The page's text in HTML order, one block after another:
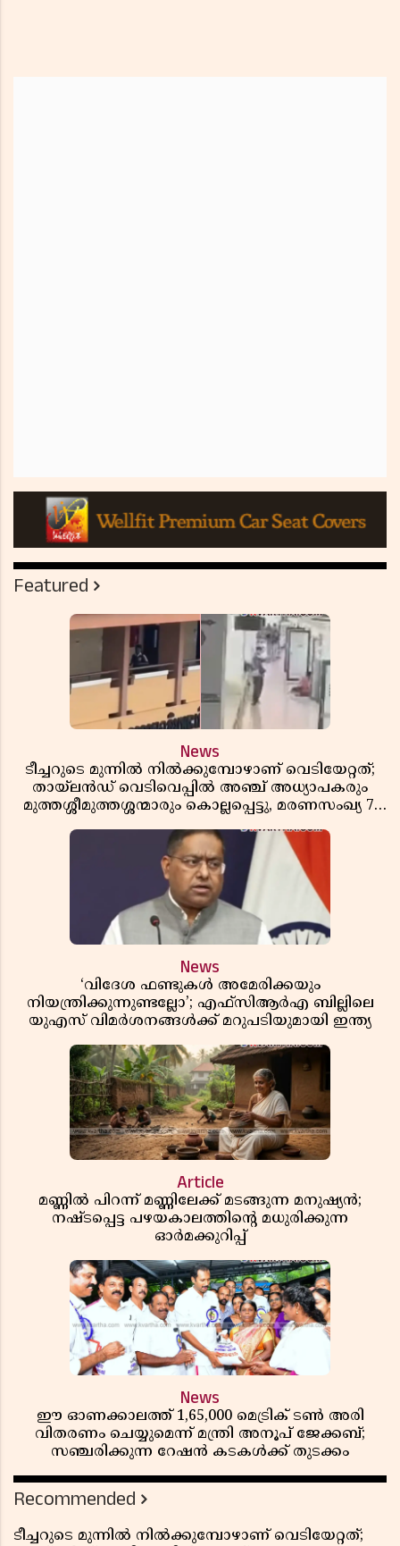
Featured
News
ടീച്ചറുടെ മുന്നിൽ നിൽക്കുമ്പോഴാണ് വെടിയേറ്റത്;
തായ്‌ലൻഡ് വെടിവെപ്പിൽ അഞ്ച് അധ്യാപകരും
മുത്തശ്ശീമുത്തശ്ശന്മാരും കൊല്ലപ്പെട്ടു, മരണസംഖ്യ 7;
News
‘വിദേശ ഫണ്ടുകൾ അമേരിക്കയും
നിയന്ത്രിക്കുന്നുണ്ടല്ലോ’; എഫ്സിആർഎ ബില്ലിലെ
യുഎസ് വിമർശനങ്ങൾക്ക് മറുപടിയുമായി ഇന്ത്യ
Article
മണ്ണിൽ പിറന്ന് മണ്ണിലേക്ക് മടങ്ങുന്ന മനുഷ്യൻ;
നഷ്ടപ്പെട്ട പഴയകാലത്തിൻ്റെ മധുരിക്കുന്ന
ഓർമക്കുറിപ്പ്
News
ഈ ഓണക്കാലത്ത് 1,65,000 മെട്രിക് ടൺ അരി
വിതരണം ചെയ്യുമെന്ന് മന്ത്രി അനൂപ് ജേക്കബ്;
സഞ്ചരിക്കുന്ന റേഷൻ കടകൾക്ക് തുടക്കം
Recommended
ടീച്ചറുടെ മുന്നിൽ നിൽക്കുമ്പോഴാണ് വെടിയേറ്റത്;